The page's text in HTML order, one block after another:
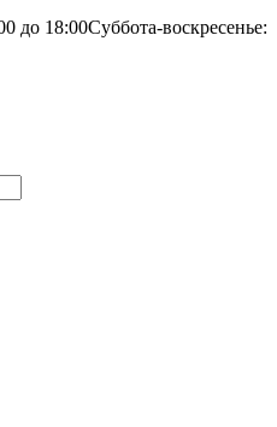
до 18:00Суббота-воскресенье: